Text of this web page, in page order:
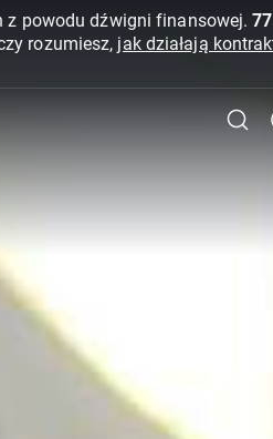
z powodu dźwigni finansowej.
rozumiesz, jak działają